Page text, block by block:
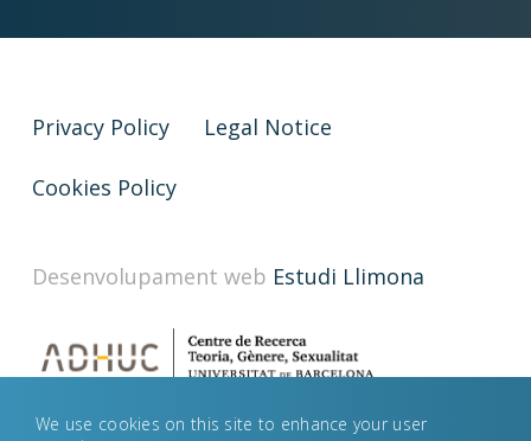
Privacy Policy Legal Notice
Cookies Policy
Desenvolupament web Estudi Llimona
We use cookies on this site to enhance your user